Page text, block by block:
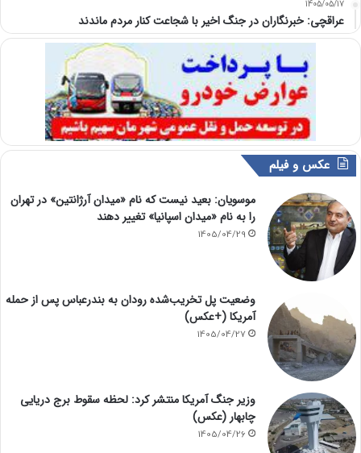
1405/05/17
عراقچی: خبرنگاران در جنگ اخیر با شجاعت کنار مردم ماندند
عکس و فیلم
موسویان: بعید نیست که نام «میدان آرژانتین» در تهران
را به نام «میدان اسپانیا» تغییر دهند
1405/04/29
وضعیت پل تخریب‌شده رودان به بندرعباس پس از حمله
آمریکا (+عکس)
1405/04/27
وزیر جنگ آمریکا منتشر کرد: لحظه سقوط برج دریایی
چابهار (عکس)
1405/04/26